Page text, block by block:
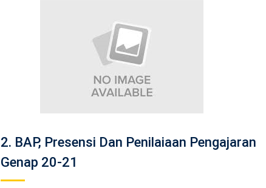
2. BAP, Presensi Dan Penilaiaan Pengajaran
Genap 20-21